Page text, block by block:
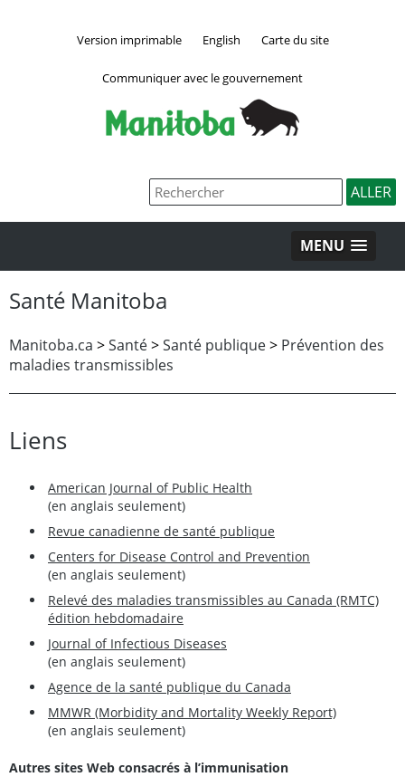
Version imprimable English Carte du site
Communiquer avec le gouvernement
MENU
Santé Manitoba
Manitoba.ca >Santé>Santé publique> Prévention des
maladies transmissibles
Liens
American Journal of Public Health
(en anglais seulement)
Revue canadienne de santé publique
Centers for Disease Control and Prevention
(en anglais seulement)
Relevé des maladies transmissibles au Canada (RMTC)
édition hebdomadaire
Journal of Infectious Diseases
(en anglais seulement)
Agence de la santé publique du Canada
MMWR (Morbidity and Mortality Weekly Report)
(en anglais seulement)
Autres sites Web consacrés à l’immunisation